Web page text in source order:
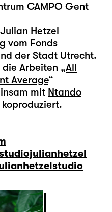
CAMPO Gent
Hetzel
vom Fonds
der Stadt Utrecht.
Arbeiten „All
Average“
mit Ntando